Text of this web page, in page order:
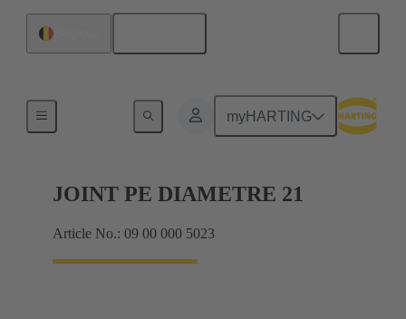
myHARTING
Presse-étoupes
JOINT PE DIAMETRE 21
Article No.: 09 00 000 5023